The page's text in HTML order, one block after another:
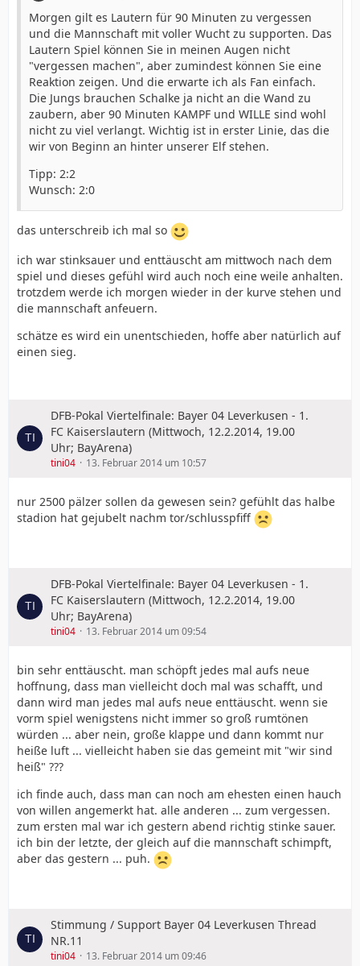
Morgen gilt es Lautern für 90 Minuten zu vergessen
und die Mannschaft mit voller Wucht zu supporten. Das
Lautern Spiel können Sie in meinen Augen nicht
"vergessen machen", aber zumindest können Sie eine
Reaktion zeigen. Und die erwarte ich als Fan einfach.
Die Jungs brauchen Schalke ja nicht an die Wand zu
zaubern, aber 90 Minuten KAMPF und WILLE sind wohl
nicht zu viel verlangt. Wichtig ist in erster Linie, das die
wir von Beginn an hinter unserer Elf stehen.
Tipp: 2:2
Wunsch: 2:0
das unterschreib ich mal so
ich war stinksauer und enttäuscht am mittwoch nach dem
spiel und dieses gefühl wird auch noch eine weile anhalten.
trotzdem werde ich morgen wieder in der kurve stehen und
die mannschaft anfeuern.
schätze es wird ein unentschieden, hoffe aber natürlich auf
einen sieg.
DFB-Pokal Viertelfinale: Bayer 04 Leverkusen - 1.
FC Kaiserslautern (Mittwoch, 12.2.2014, 19.00
Uhr; BayArena)
tini04 13. Februar 2014 um 10:57
nur 2500 pälzer sollen da gewesen sein? gefühlt das halbe
stadion hat gejubelt nachm tor/schlusspfiff
DFB-Pokal Viertelfinale: Bayer 04 Leverkusen - 1.
FC Kaiserslautern (Mittwoch, 12.2.2014, 19.00
Uhr; BayArena)
tini04 13. Februar 2014 um 09:54
bin sehr enttäuscht. man schöpft jedes mal aufs neue
hoffnung, dass man vielleicht doch mal was schafft, und
dann wird man jedes mal aufs neue enttäuscht. wenn sie
vorm spiel wenigstens nicht immer so groß rumtönen
würden ... aber nein, große klappe und dann kommt nur
heiße luft ... vielleicht haben sie das gemeint mit "wir sind
heiß" ???
ich finde auch, dass man can noch am ehesten einen hauch
von willen angemerkt hat. alle anderen ... zum vergessen.
zum ersten mal war ich gestern abend richtig stinke sauer.
ich bin der letzte, der gleich auf die mannschaft schimpft,
aber das gestern ... puh.
Stimmung / Support Bayer 04 Leverkusen Thread
NR.11
tini04 13. Februar 2014 um 09:46